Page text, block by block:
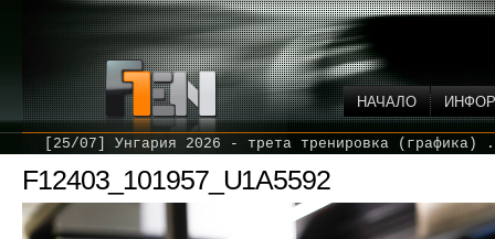
НАЧАЛО
[25/07] Унгария 2026 - трета тренировка
F12403_101957_U1A5592